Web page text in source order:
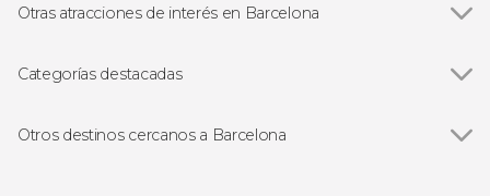
Otras atracciones de interés en Barcelona
Casa Batlló
La Pedrera-Casa Milà
Categorías destacadas
Free tours en Barcelona
Otros destinos cercanos a Barcelona